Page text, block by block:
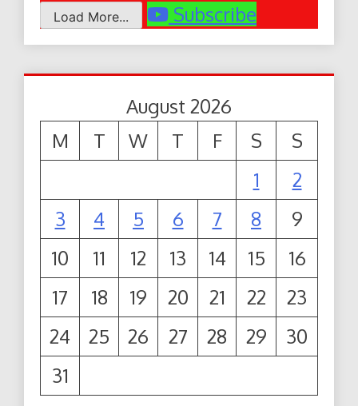
Load More... Subscribe
August 2026
M
T W T F S
S
1
2
3
4 5 6 7 8
9
10
11 12 13 14 15
16
17
18 19 20 21 22
23
24
25 26 27 28 29
30
31